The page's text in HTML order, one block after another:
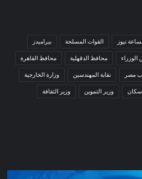
نيوز القوات المسلحة
بيراميدز
الوزراء محافظ الدقهلية
محافظ القاهرة
مصر نقابة المهندسين
وزارة الخارجية
وزير التموين
وزير الثقافة